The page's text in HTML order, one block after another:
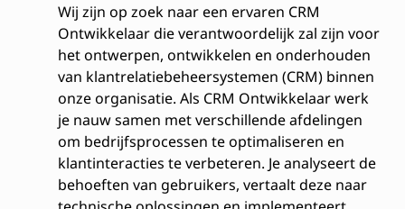
Wij zijn op zoek naar een ervaren CRM
Ontwikkelaar die verantwoordelijk zal zijn voor
het ontwerpen, ontwikkelen en onderhouden
van klantrelatiebeheersystemen (CRM) binnen
onze organisatie. Als CRM Ontwikkelaar werk
je nauw samen met verschillende afdelingen
om bedrijfsprocessen te optimaliseren en
klantinteracties te verbeteren. Je analyseert de
behoeften van gebruikers, vertaalt deze naar